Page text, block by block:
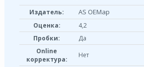
Издатель: AS OEMap
Оценка:
4,2
Пробки:
Да
Online
корректура:
Нет